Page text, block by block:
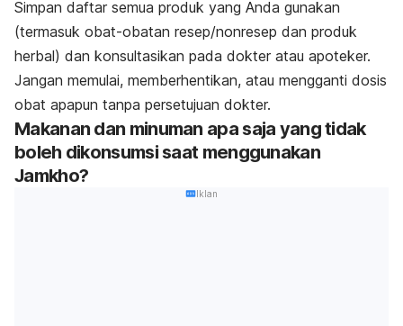
Simpan daftar semua produk yang Anda gunakan
(termasuk obat-obatan resep/nonresep dan produk
herbal) dan konsultasikan pada dokter atau apoteker.
Jangan memulai, memberhentikan, atau mengganti dosis
obat apapun tanpa persetujuan dokter.
Makanan dan minuman apa saja yang tidak
boleh dikonsumsi saat menggunakan
Jamkho?
Iklan